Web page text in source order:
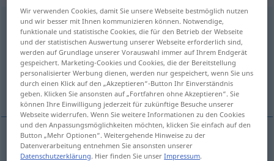
manucurer [manykyʀe]v/t
Übersicht aller Übersetzungen
(Für mehr Details die Übersetzung anklicken/antippen)
maniküren
maniküren manucurer
Wir verwenden Cookies, damit Sie unsere Webseite bestmöglich nutzen
und wir besser mit Ihnen kommunizieren können. Notwendige,
funktionale und statistische Cookies, die für den Betrieb der Webseite
und der statistischen Auswertung unserer Webseite erforderlich sind,
werden auf Grundlage unserer Vorauswahl immer auf Ihrem Endgerät
gespeichert. Marketing-Cookies und Cookies, die der Bereitstellung
personalisierter Werbung dienen, werden nur gespeichert, wenn Sie uns
durch einen Klick auf den „Akzeptieren“-Button Ihr Einverständnis
geben. Klicken Sie ansonsten auf „Fortfahren ohne Akzeptieren“. Sie
können Ihre Einwilligung jederzeit für zukünftige Besuche unserer
Webseite widerrufen. Wenn Sie weitere Informationen zu den Cookies
und den Anpassungsmöglichkeiten möchten, klicken Sie einfach auf den
Button „Mehr Optionen“. Weitergehende Hinweise zu der
Datenverarbeitung entnehmen Sie ansonsten unserer
Datenschutzerklärung. Hier finden Sie unserImpressum.